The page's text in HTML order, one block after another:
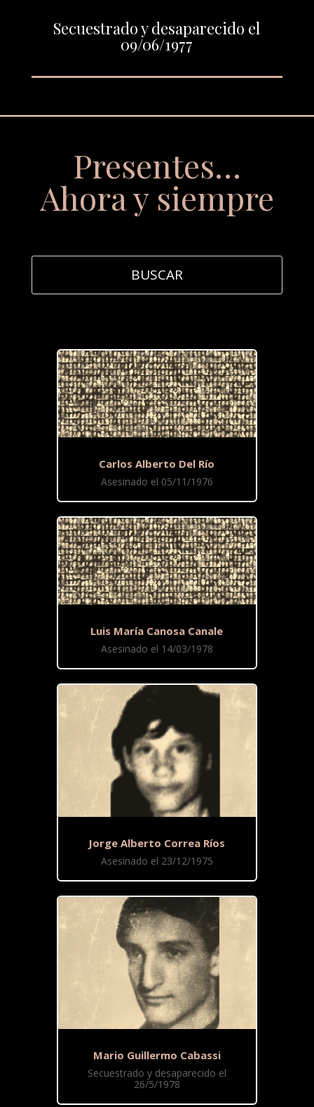
Secuestrado y desaparecido el
09/06/1977
Presentes…
Ahora y siempre
Carlos Alberto Del Río
Asesinado el 05/11/1976
Luis María Canosa Canale
Asesinado el 14/03/1978
Jorge Alberto Correa Ríos
Asesinado el 23/12/1975
Mario Guillermo Cabassi
Secuestrado y desaparecido el
26/5/1978